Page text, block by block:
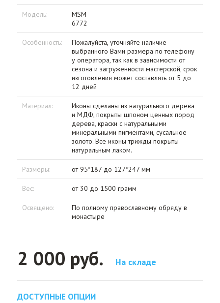
Модель:
MSM-
6772
Особенность:
Пожалуйста, уточняйте наличие
выбранного Вами размера по телефону
у оператора, так как в зависимости от
сезона и загруженности мастерской, срок
изготовления может составлять от 5 до
12 дней
Материал:
Иконы сделаны из натурального дерева
и МДФ, покрыты шпоном ценных пород
дерева, краски с натуральными
минеральными пигментами, сусальное
золото. Все иконы трижды покрыты
натуральным лаком.
Размеры: от 95*187 до 127*247 мм
Вес: от 30 до 1500 грамм
Освящено:
По полному православному обряду в
монастыре
2 000 руб. На складе
ДОСТУПНЫЕ ОПЦИИ